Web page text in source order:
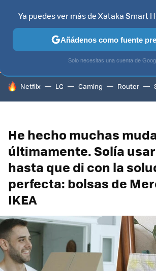
TELEVISORES CONTENIDOS SMART TV
HOY SE HABLA DE
Netflix LG Gaming Router
He hecho muchas
últimamente. Solía
hasta que di con la
perfecta: bolsas de
IKEA
Ya puedes ver más de Xataka Smart
Añádenos como fuente
Solo necesitas una cuenta de